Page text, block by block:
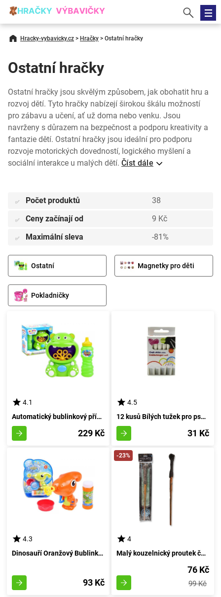
Hracky-vybavicky.cz > Hračky > Ostatní hračky
Ostatní hračky
Ostatní hračky jsou skvělým způsobem, jak obohatit hru a
rozvoj dětí. Tyto hračky nabízejí širokou škálu možností
pro zábavu a učení, ať už doma nebo venku. Jsou
navrženy s důrazem na bezpečnost a podporu kreativity a
fantazie dětí. Ostatní hračky jsou ideální pro podporu
rozvoje motorických dovedností, logického myšlení a
sociální interakce u malých dětí. Číst dále
✅ Počet produktů 38
✅ Ceny začínají od 9 Kč
✅ Maximální sleva -81%
Ostatní Magnetky pro děti
Pokladničky
4.1
Automatický bublinkový přístroj Hroch
229 Kč
4.5
12 kusů Bílých tužek pro psaní
31 Kč
4.3
Dinosauří Oranžový Bublinkovač
93 Kč
-23%
4
Malý kouzelnický proutek čarovníka
76 Kč
99 Kč